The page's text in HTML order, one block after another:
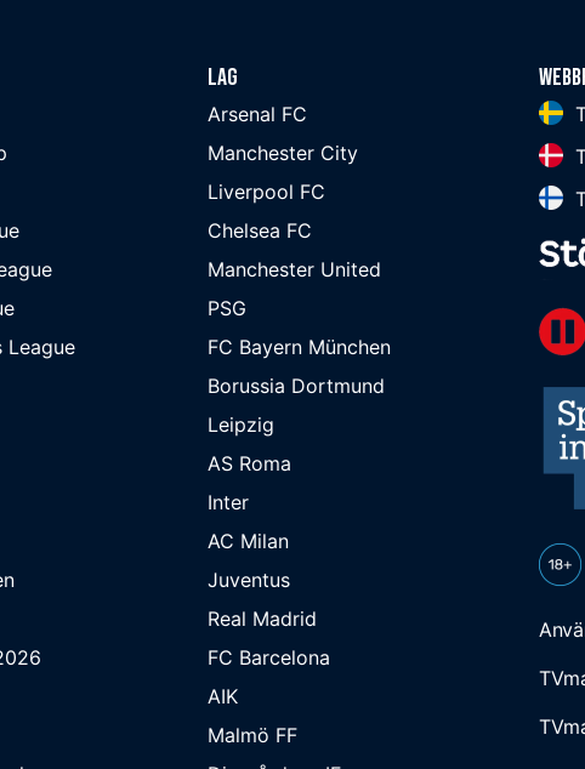
League
Lag
Arsenal FC
Manchester City
Liverpool FC
Chelsea FC
Manchester United
PSG
FC Bayern München
Borussia Dortmund
Leipzig
AS Roma
Inter
AC Milan
Juventus
Real Madrid
FC Barcelona
AIK
Malmö FF